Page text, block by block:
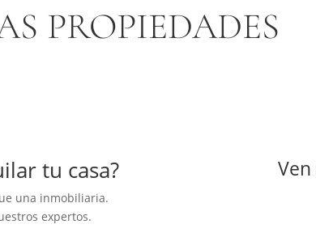
PROPIEDADES
tu casa?
una inmobiliaria.
expertos.